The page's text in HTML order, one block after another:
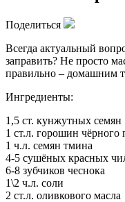
Поделиться
Всегда актуальный
заправить? Не просто
правильно – домашним
Ингредиенты:
1,5 ст. кунжутных семян
1 ст.л. горошин чёрного
1 ч.л. семян тмина
4-5 сушёных красных
6-8 зубчиков чеснока
1\2 ч.л. соли
2 ст.л. оливкового масла